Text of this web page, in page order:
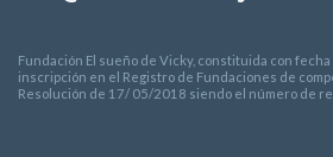
Fundación El sueño de Vicky, constituida con
inscripción en el Registro de Fundaciones de
Resolución de 17/ 05/2018 siendo el número de